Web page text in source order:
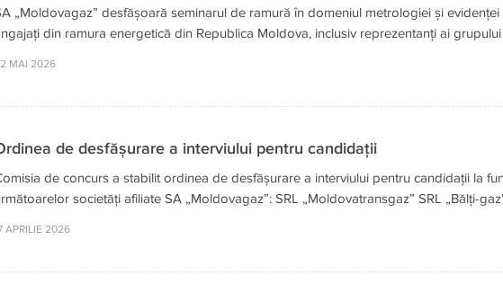
„Moldovagaz” desfășoară seminarul de ramură în domeniul metrologiei și
din ramura energetică din Republica Moldova, inclusiv reprezentanți ai
MAI 2026
de desfășurare a interviului pentru candidații
de concurs a stabilit ordinea de desfășurare a interviului pentru candidații la
societăți afiliate SA „Moldovagaz”: SRL „Moldovatransgaz” SRL „Bălți-
APRILIE 2026